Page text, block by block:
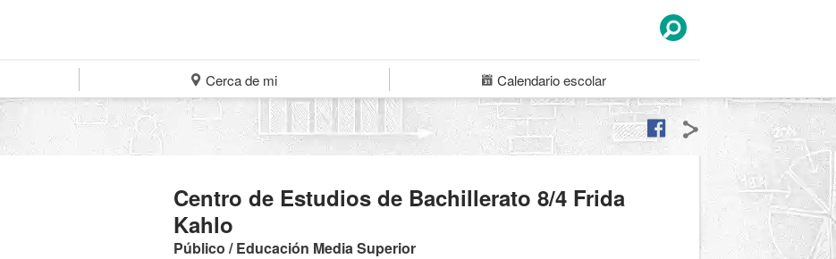
Cerca de mi Calendarioescolar
Centro de Estudios de Bachillerato 8/4 Frida
Kahlo
Público / Educación Media Superior